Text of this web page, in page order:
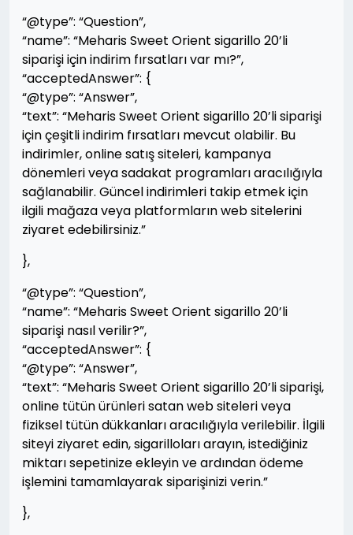
“@type”: “Question”,
“name”: “Meharis Sweet Orient sigarillo 20’li
siparişi için indirim fırsatları var mı?”,
“acceptedAnswer”: {
“@type”: “Answer”,
“text”: “Meharis Sweet Orient sigarillo 20’li siparişi
için çeşitli indirim fırsatları mevcut olabilir. Bu
indirimler, online satış siteleri, kampanya
dönemleri veya sadakat programları aracılığıyla
sağlanabilir. Güncel indirimleri takip etmek için
ilgili mağaza veya platformların web sitelerini
ziyaret edebilirsiniz.”
},
“@type”: “Question”,
“name”: “Meharis Sweet Orient sigarillo 20’li
siparişi nasıl verilir?”,
“acceptedAnswer”: {
“@type”: “Answer”,
“text”: “Meharis Sweet Orient sigarillo 20’li siparişi,
online tütün ürünleri satan web siteleri veya
fiziksel tütün dükkanları aracılığıyla verilebilir. İlgili
siteyi ziyaret edin, sigarilloları arayın, istediğiniz
miktarı sepetinize ekleyin ve ardından ödeme
işlemini tamamlayarak siparişinizi verin.”
},